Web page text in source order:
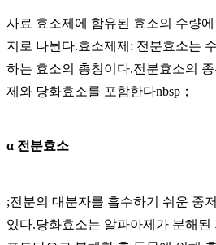
사료 효소제에 함유된 효소의 수량
지로 나뉜다.효소제제: 전분효소는
하는 효소의 총칭이다.전분효소의
제와 당화효소를 포함한다nbsp；
α 전분효소
;전분의 대분자를 흡수하기 쉬운 중
있다.당화효소는 알파아제가 분해